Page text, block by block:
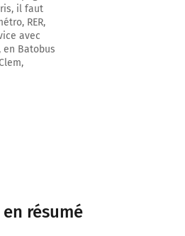
il faut
RER,
avec
Batobus
résumé